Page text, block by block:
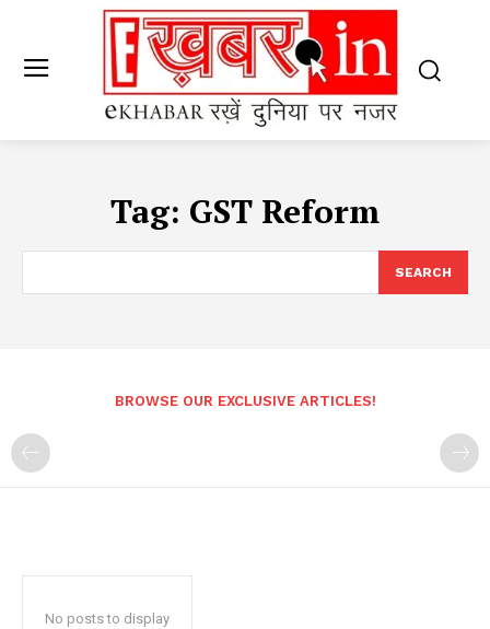
Tag: GST Reform
SEARCH
BROWSE OUR EXCLUSIVE ARTICLES!
No posts to display